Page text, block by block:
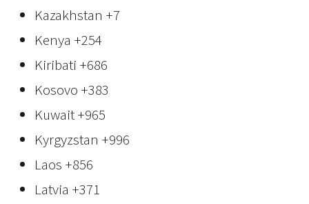
Kazakhstan +7
Kenya +254
Kiribati +686
Kosovo +383
Kuwait+965
Kyrgyzstan +996
Laos +856
Latvia +371